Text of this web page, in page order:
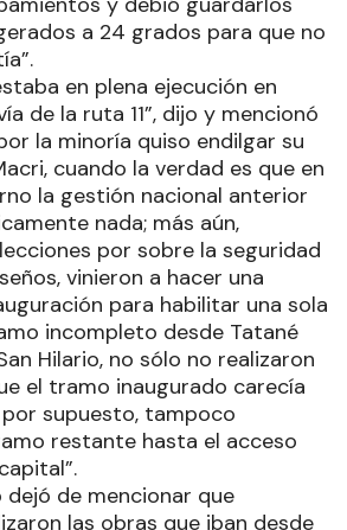
a 24 grados para que no
en plena ejecución en
de la ruta 11”, dijo y mencionó
la minoría quiso endilgar su
cuando la verdad es que en
la gestión nacional anterior
nada; más aún,
por sobre la seguridad
vinieron a hacer una
para habilitar una sola
incompleto desde Tatané
Hilario, no sólo no realizaron
el tramo inaugurado carecía
supuesto, tampoco
restante hasta el acceso
dejó de mencionar que
las obras que iban desde